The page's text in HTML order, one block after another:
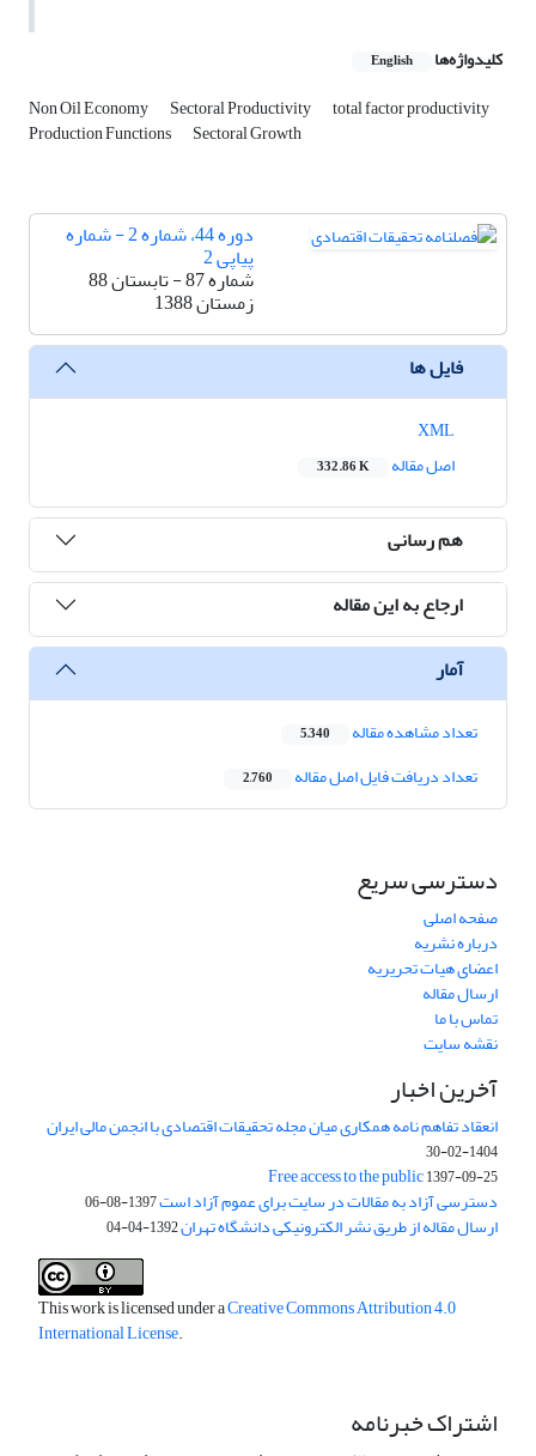
کلیدواژه‌ها English
Non Oil Economy Sectoral Productivity total factor productivity
Production Functions Sectoral Growth
دوره 44، شماره 2 - شماره
پیاپی 2
شماره 87 - تابستان 88
زمستان 1388
فایل ها
اصل مقاله
332.86 K
هم رسانی
ارجاع به این مقاله
آمار
تعداد مشاهده مقاله 5,340
تعداد دریافت فایل اصل مقاله 2,760
دسترسی سریع
صفحه اصلی
درباره نشریه
اعضای هیات تحریریه
ارسال مقاله
تماس با ما
نقشه سایت
آخرین اخبار
انعقاد تفاهم نامه همکاری میان مجله تحقیقات اقتصادی با انجمن مالی ایران
1404-02-30
Free access to the public1397-09-25
دسترسی آزاد به مقالات در سایت برای عموم آزاد است1397-08-06
ارسال مقاله از طریق نشر الکترونیکی دانشگاه تهران1392-04-04
This work is licensed under aCreative Commons Attribution 4.0
International License.
اشتراک خبرنامه